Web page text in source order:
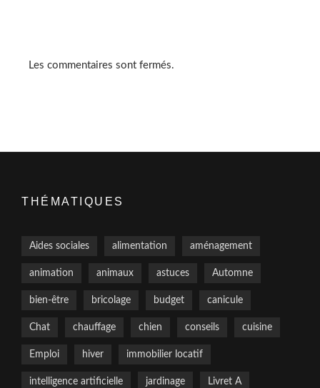
Les commentaires sont fermés.
THÉMATIQUES
Aides sociales alimentation aménagement
animation animaux astuces Automne
bien-être bricolage budget canicule
Chat chauffage chien conseils cuisine
Emploi hiver immobilier locatif
intelligence artificielle jardinage Livret A